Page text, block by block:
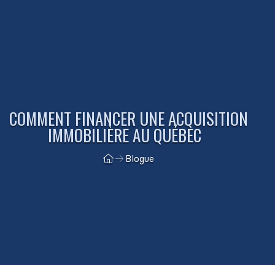
COMMENT FINANCER UNE ACQUISITION
IMMOBILIÈRE AU QUÉBEC
Blogue